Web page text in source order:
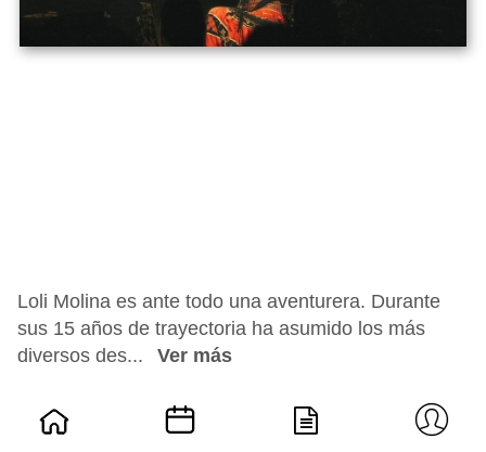
Loli Molina es ante todo una aventurera. Durante
sus 15 años de trayectoria ha asumido los más
diversos des...
Ver más